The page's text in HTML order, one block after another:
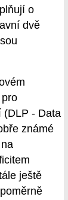
o
dvě
(DLP - Data
známé
ještě